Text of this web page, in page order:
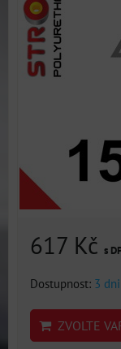
617 Kč s
Dostupnost: 3 dni
ZVOLTE